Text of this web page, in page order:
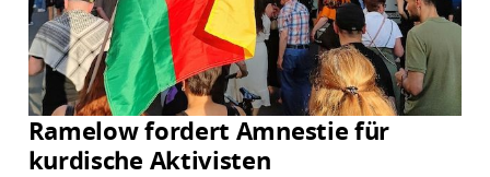
Ramelow fordert Amnestie für
kurdische Aktivisten